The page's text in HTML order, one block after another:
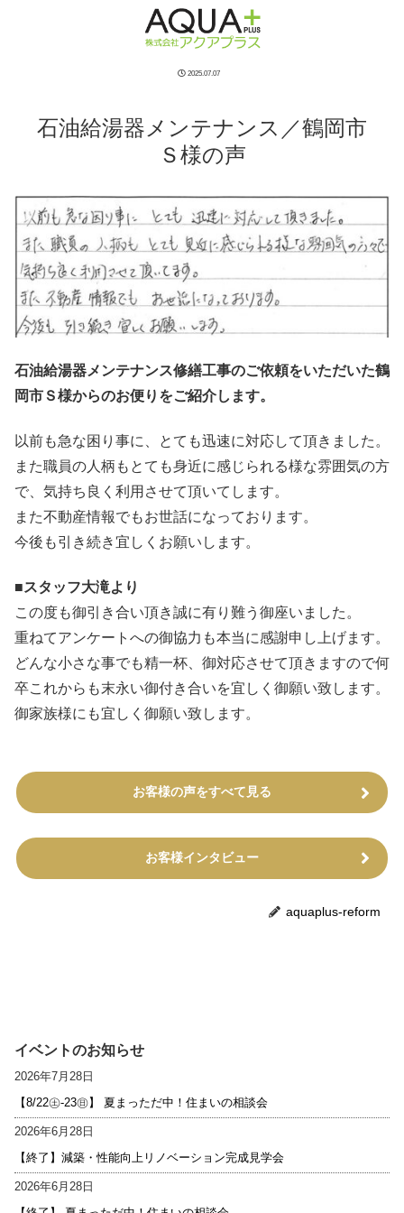
石油給湯器メンテナンス／鶴岡市
Ｓ様の声
2025.07.07
石油給湯器メンテナンス修繕工事のご依頼をいただいた鶴
岡市Ｓ様からのお便りをご紹介します。
以前も急な困り事に、とても迅速に対応して頂きました。
また職員の人柄もとても身近に感じられる様な雰囲気の方
で、気持ち良く利用させて頂いてします。
また不動産情報でもお世話になっております。
今後も引き続き宜しくお願いします。
■スタッフ大滝より
この度も御引き合い頂き誠に有り難う御座いました。
重ねてアンケートへの御協力も本当に感謝申し上げます。
どんな小さな事でも精一杯、御対応させて頂きますので何
卒これからも末永い御付き合いを宜しく御願い致します。
御家族様にも宜しく御願い致します。
お客様の声をすべて見る
お客様インタビュー
aquaplus-reform
イベントのお知らせ
2026年7月28日
【8/22㊏-23㊐】 夏まっただ中！住まいの相談会
2026年6月28日
【終了】減築・性能向上リノベーション完成見学会
2026年6月28日